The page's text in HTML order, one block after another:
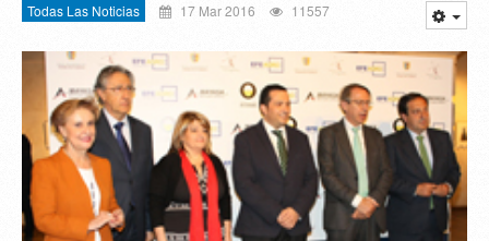
Todas Las Noticias 17 Mar 2016 11557